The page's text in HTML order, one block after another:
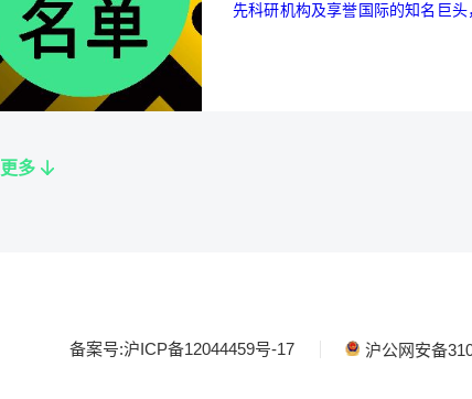
先科研机构及享誉国际的知名巨
多
备案号:沪ICP备12044459号-17 沪公网安备